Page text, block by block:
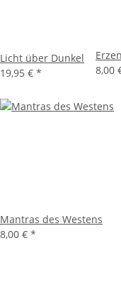
Licht über Dunkel
19,95 € *
8,00
Mantras des Westens
8,00 € *